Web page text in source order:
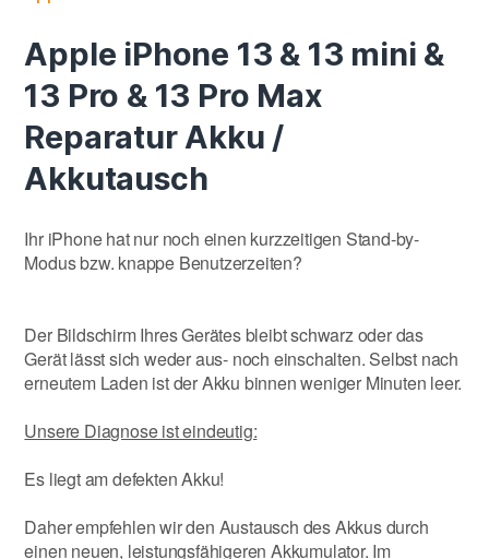
Apple iPhone 13 & 13 mini &
13 Pro & 13 Pro Max
Reparatur Akku /
Akkutausch
Ihr iPhone hat nur noch einen kurzzeitigen Stand-by-
Modus bzw. knappe Benutzerzeiten?
Der Bildschirm Ihres Gerätes bleibt schwarz oder das
Gerät lässt sich weder aus- noch einschalten. Selbst nach
erneutem Laden ist der Akku binnen weniger Minuten leer.
Unsere Diagnose ist eindeutig:
Es liegt am defekten Akku!
Daher empfehlen wir den Austausch des Akkus durch
einen neuen, leistungsfähigeren Akkumulator. Im